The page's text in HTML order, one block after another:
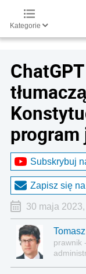
Kategorie
program
Subskrybuj
Zapisz się
30 maja
prawnik